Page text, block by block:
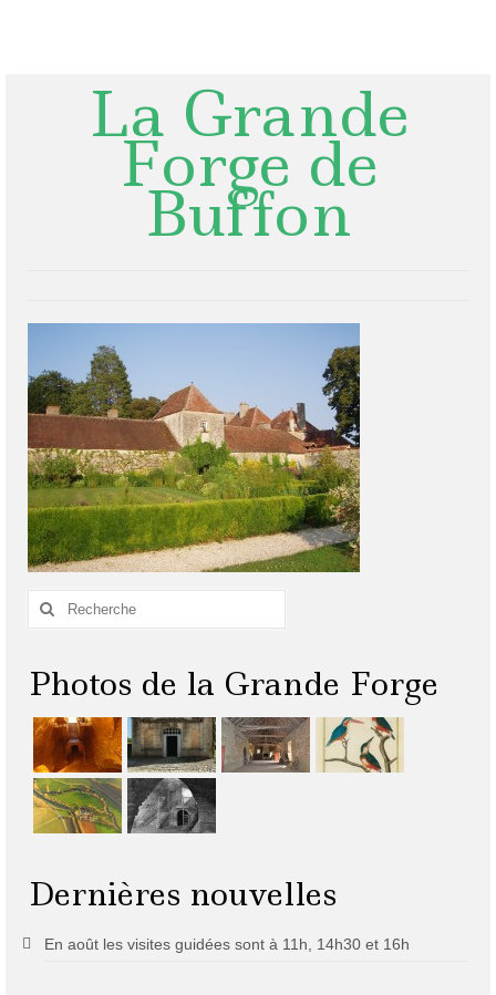
La Grande
Forge de
Buffon
Rechercher
Photos de la Grande Forge
Dernières nouvelles
En août les visites guidées sont à 11h, 14h30 et 16h